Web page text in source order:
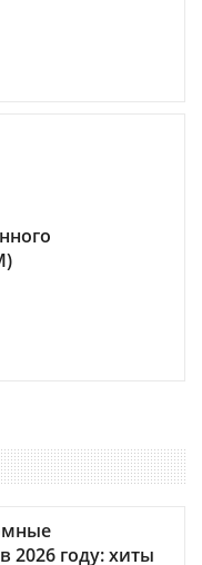
2026 году: хиты